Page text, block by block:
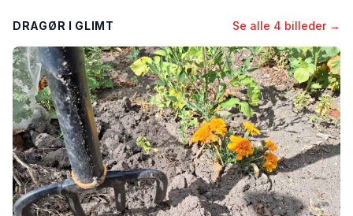
DRAGØR I GLIMT Se alle 4 billeder →